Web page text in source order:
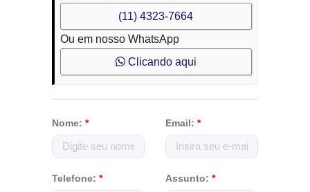
(11) 4323-7664
Ou em nosso WhatsApp
Clicando aqui
Nome: * Email: *
Telefone: * Assunto: *